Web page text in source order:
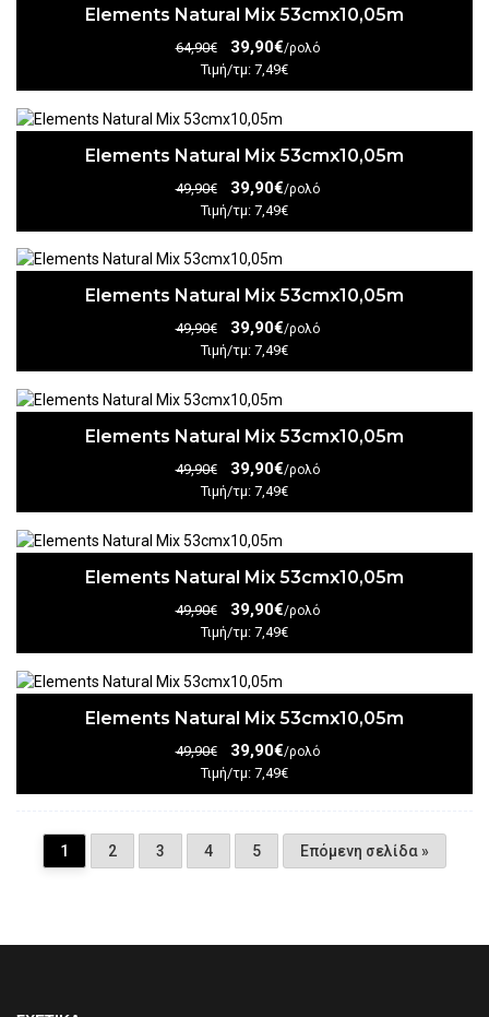
Elements Natural Mix 53cmx10,05m
64,90€ 39,90€/ρολό
Τιμή/τμ: 7,49€
Elements Natural Mix 53cmx10,05m
49,90€ 39,90€/ρολό
Τιμή/τμ: 7,49€
Elements Natural Mix 53cmx10,05m
49,90€ 39,90€/ρολό
Τιμή/τμ: 7,49€
Elements Natural Mix 53cmx10,05m
49,90€ 39,90€/ρολό
Τιμή/τμ: 7,49€
Elements Natural Mix 53cmx10,05m
49,90€ 39,90€/ρολό
Τιμή/τμ: 7,49€
Elements Natural Mix 53cmx10,05m
49,90€ 39,90€/ρολό
Τιμή/τμ: 7,49€
1 2 3 4 5 Επόμενη σελίδα »